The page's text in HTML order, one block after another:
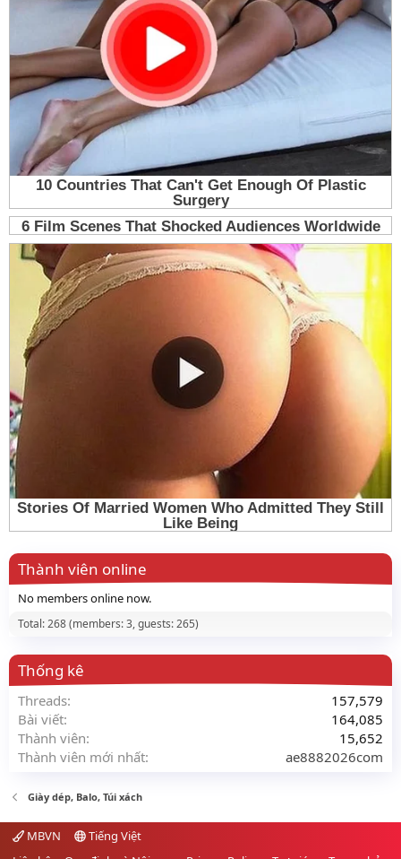
Thành viên online
No members online now.
Total: 268 (members: 3, guests: 265)
Thống kê
Threads
157,579
Bài viết
164,085
Thành viên
15,652
Thành viên mới nhất
ae8882026com
Giày dép, Balo, Túi xách
MBVN
Tiếng Việt